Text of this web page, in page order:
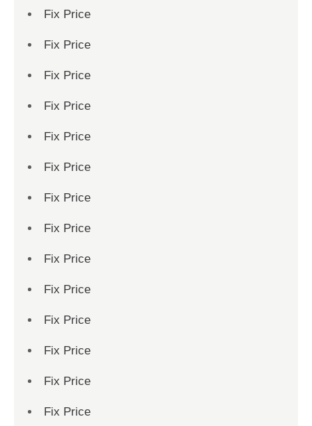
Fix Price
Fix Price
Fix Price
Fix Price
Fix Price
Fix Price
Fix Price
Fix Price
Fix Price
Fix Price
Fix Price
Fix Price
Fix Price
Fix Price